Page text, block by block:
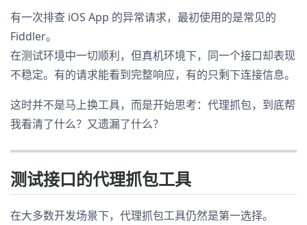
有一次排查 iOS App 的异常请求，最初使用的是常见的
Fiddler。
在测试环境中一切顺利，但真机环境下，同一个接口却表现
不稳定。有的请求能看到完整响应，有的只剩下连接信息。
这时并不是马上换工具，而是开始思考：代理抓包，到底帮
我看清了什么？又遗漏了什么？
测试接口的代理抓包工具
在大多数开发场景下，代理抓包工具仍然是第一选择。